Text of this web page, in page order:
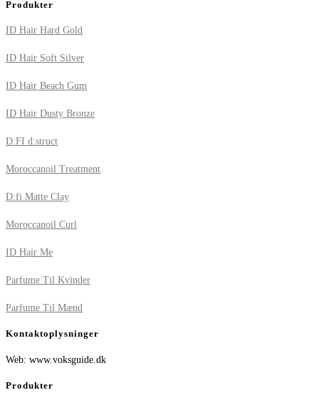
Produkter
ID Hair Hard Gold
ID Hair Soft Silver
ID Hair Beach Gum
ID Hair Dusty Bronze
D:FI d:struct
Moroccanoil Treatment
D:fi Matte Clay
Moroccanoil Curl
ID Hair Me
Parfume Til Kvinder
Parfume Til Mænd
Kontaktoplysninger
Web: www.voksguide.dk
Produkter